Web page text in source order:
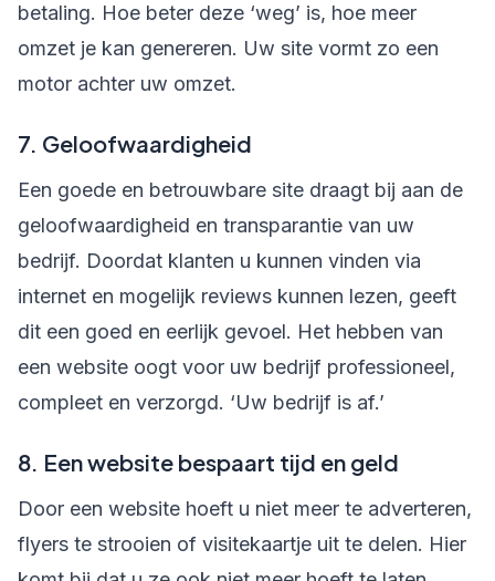
betaling. Hoe beter deze ‘weg’ is, hoe meer
omzet je kan genereren. Uw site vormt zo een
motor achter uw omzet.
7. Geloofwaardigheid
Een goede en betrouwbare site draagt bij aan de
geloofwaardigheid en transparantie van uw
bedrijf. Doordat klanten u kunnen vinden via
internet en mogelijk reviews kunnen lezen, geeft
dit een goed en eerlijk gevoel. Het hebben van
een website oogt voor uw bedrijf professioneel,
compleet en verzorgd. ‘Uw bedrijf is af.’
8. Een website bespaart tijd en geld
Door een website hoeft u niet meer te adverteren,
flyers te strooien of visitekaartje uit te delen. Hier